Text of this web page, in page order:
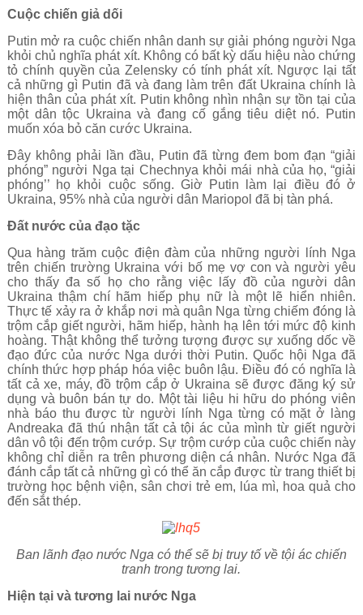
Cuộc chiến giả dối
Putin mở ra cuộc chiến nhân danh sự giải phóng người Nga
khỏi chủ nghĩa phát xít. Không có bất kỳ dấu hiệu nào chứng
tỏ chính quyền của Zelensky có tính phát xít. Ngược lại tất
cả những gì Putin đã và đang làm trên đất Ukraina chính là
hiện thân của phát xít. Putin không nhìn nhận sự tồn tại của
một dân tộc Ukraina và đang cố gắng tiêu diệt nó. Putin
muốn xóa bỏ căn cước Ukraina.
Đây không phải lần đầu, Putin đã từng đem bom đạn “giải
phóng” người Nga tại Chechnya khỏi mái nhà của họ, “giải
phóng’’ họ khỏi cuộc sống. Giờ Putin làm lại điều đó ở
Ukraina, 95% nhà của người dân Mariopol đã bị tàn phá.
Đất nước của đạo tặc
Qua hàng trăm cuộc điện đàm của những người lính Nga
trên chiến trường Ukraina với bố mẹ vợ con và người yêu
cho thấy đa số họ cho rằng việc lấy đồ của người dân
Ukraina thậm chí hãm hiếp phụ nữ là một lẽ hiển nhiên.
Thực tế xảy ra ở khắp nơi mà quân Nga từng chiếm đóng là
trộm cắp giết người, hãm hiếp, hành hạ lên tới mức độ kinh
hoàng. Thật không thể tưởng tượng được sự xuống dốc về
đạo đức của nước Nga dưới thời Putin. Quốc hội Nga đã
chính thức hợp pháp hóa việc buôn lậu. Điều đó có nghĩa là
tất cả xe, máy, đồ trộm cắp ở Ukraina sẽ được đăng ký sử
dụng và buôn bán tự do. Một tài liệu hi hữu do phóng viên
nhà báo thu được từ người lính Nga từng có mặt ở làng
Andreaka đã thú nhận tất cả tội ác của mình từ giết người
dân vô tội đến trộm cướp. Sự trộm cướp của cuộc chiến này
không chỉ diễn ra trên phương diện cá nhân. Nước Nga đã
đánh cắp tất cả những gì có thể ăn cắp được từ trang thiết bị
trường học bệnh viện, sân chơi trẻ em, lúa mì, hoa quả cho
đến sắt thép.
Ban lãnh đạo nước Nga có thể sẽ bị truy tố về tội ác chiến
tranh trong tương lai.
Hiện tại và tương lai nước Nga